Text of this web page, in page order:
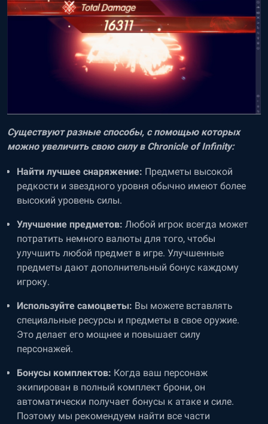
Существуют разные способы, с помощью которых
можно увеличить свою силу в Chronicle of Infinity:
Найти лучшее снаряжение: Предметы высокой
редкости и звездного уровня обычно имеют более
высокий уровень силы.
Улучшение предметов: Любой игрок всегда может
потратить немного валюты для того, чтобы
улучшить любой предмет в игре. Улучшенные
предметы дают дополнительный бонус каждому
игроку.
Используйте самоцветы: Вы можете вставлять
специальные ресурсы и предметы в свое оружие.
Это делает его мощнее и повышает силу
персонажей.
Бонусы комплектов: Когда ваш персонаж
экипирован в полный комплект брони, он
автоматически получает бонусы к атаке и силе.
Поэтому мы рекомендуем найти все части